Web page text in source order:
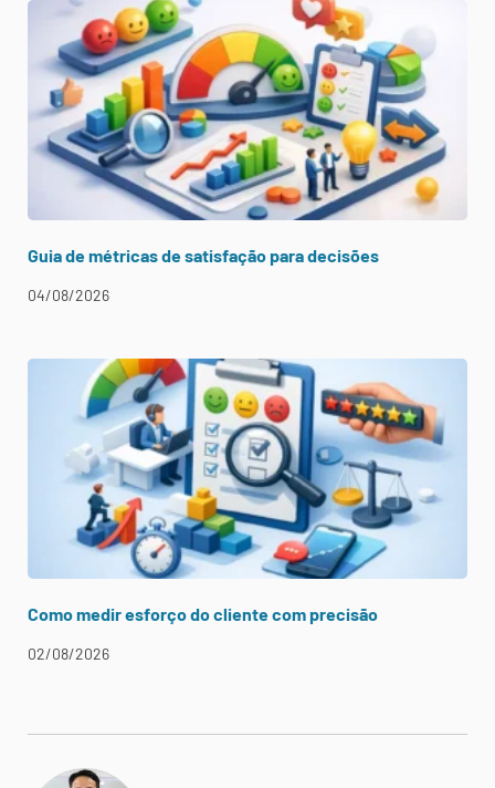
Guia de métricas de satisfação para decisões
04/08/2026
Como medir esforço do cliente com precisão
02/08/2026